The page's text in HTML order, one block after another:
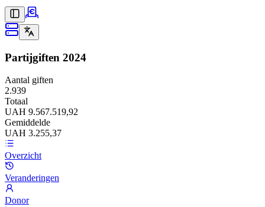
Partijgiften 2024
Aantal giften
2.939
Totaal
UAH 9.567.519,92
Gemiddelde
UAH 3.255,37
Overzicht
Veranderingen
Donor